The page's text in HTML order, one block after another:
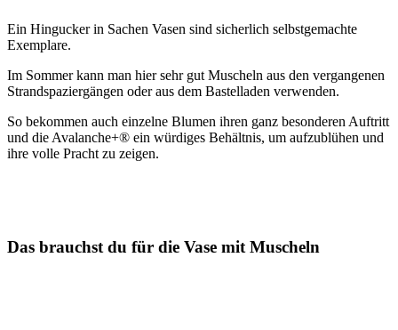
Ein Hingucker in Sachen Vasen sind sicherlich selbstgemachte
Exemplare.
Im Sommer kann man hier sehr gut Muscheln aus den vergangenen
Strandspaziergängen oder aus dem Bastelladen verwenden.
So bekommen auch einzelne Blumen ihren ganz besonderen Auftritt
und die Avalanche+® ein würdiges Behältnis, um aufzublühen und
ihre volle Pracht zu zeigen.
Das brauchst du für die Vase mit Muscheln